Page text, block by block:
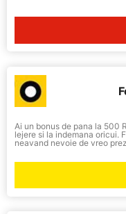
Ai un bonus de pana la 500
lejere si la indemana oricui.
neavand nevoie de vreo